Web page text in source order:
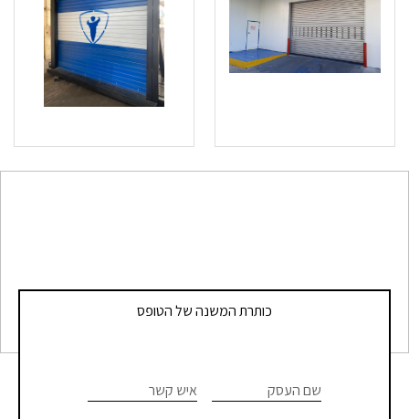
כותרת המשנה של הטופס
אדריכלים
שם העסק איש קשר
are